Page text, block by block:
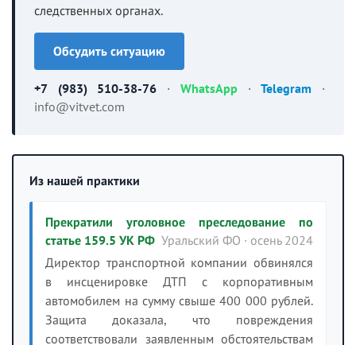
следственных органах.
Обсудить ситуацию
+7 (983) 510-38-76 · WhatsApp ·Telegram ·
info@vitvet.com
Из нашей практики
Прекратили уголовное преследование по
статье 159.5 УК РФ Уральский ФО · осень 2024
Директор транспортной компании обвинялся
в инсценировке ДТП с корпоративным
автомобилем на сумму свыше 400 000 рублей.
Защита доказала, что повреждения
соответствовали заявленным обстоятельствам